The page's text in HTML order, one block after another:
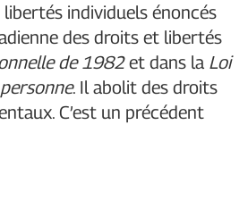
individuels énoncés
des droits et libertés
de 1982et dans la Loi
. Il abolit des droits
C’est un précédent